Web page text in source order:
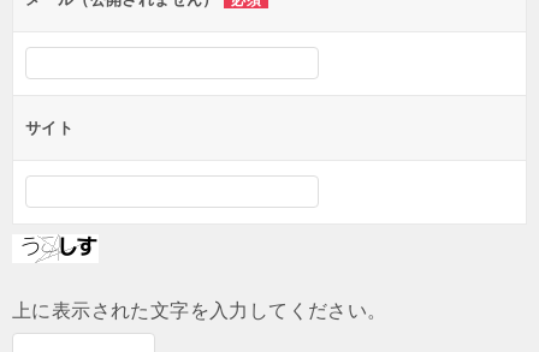
サイト
上に表示された文字を入力してください。